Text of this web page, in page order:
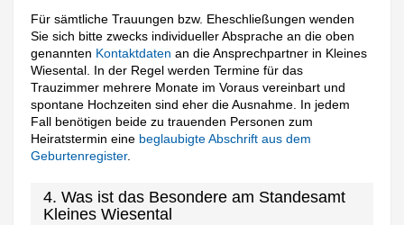
Für sämtliche Trauungen bzw. Eheschließungen wenden
Sie sich bitte zwecks individueller Absprache an die oben
genannten Kontaktdaten an die Ansprechpartner in Kleines
Wiesental. In der Regel werden Termine für das
Trauzimmer mehrere Monate im Voraus vereinbart und
spontane Hochzeiten sind eher die Ausnahme. In jedem
Fall benötigen beide zu trauenden Personen zum
Heiratstermin eine beglaubigte Abschrift aus dem
Geburtenregister.
4. Was ist das Besondere am Standesamt
Kleines Wiesental